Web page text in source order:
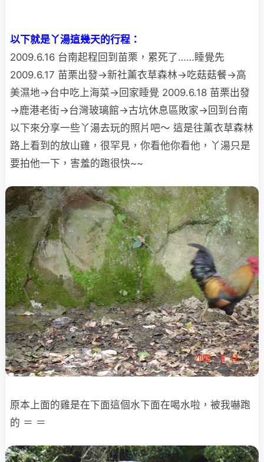
以下就是丫湯這幾天的行程：
2009.6.16 台南起程回到苗栗，累死了……睡覺先
2009.6.17 苗栗出發→新社薰衣草森林→吃菇菇餐→高
美濕地→台中吃上海菜→回家睡覺 2009.6.18 苗栗出發
→鹿港老街→台灣玻璃館→古坑休息區敗家→回到台南
以下來分享一些丫湯去玩的照片吧～ 這是往薰衣草森林
路上看到的放山雞，很罕見，你看他你看他，丫湯只是
要拍他一下， 害羞的跑很快~~
原本上面的雞是在下面這個水下面在喝水啦，被我嚇跑
的 ＝ ＝